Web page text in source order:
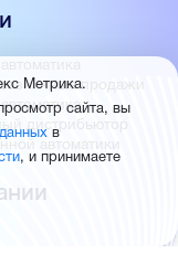
продажи
–
дистрибьютор
автоматики
Метрика.
сайта, вы
в
, и принимаете